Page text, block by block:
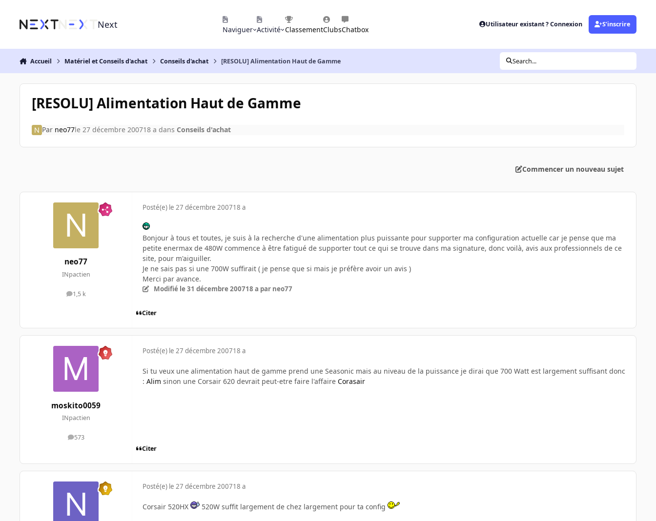
Next Naviguer Activité ClassementClubsChatbox
Utilisateur existant ? Connexion S’inscrire
Accueil Matériel et Conseils d'achat Conseils d'achat [RESOLU] Alimentation Haut de Gamme Search...
[RESOLU] Alimentation Haut de Gamme
Par neo77le 27 décembre 200718 a dans Conseils d'achat
Commencer un nouveau sujet
neo77
INpactien
1,5 k
messages
Posté(e) le 27 décembre 200718 a
Bonjour à tous et toutes, je suis à la recherche d'une alimentation plus puissante pour supporter ma configuration actuelle car je pense que ma
petite enermax de 480W commence à être fatigué de supporter tout ce qui se trouve dans ma signature, donc voilà, avis aux professionnels de ce
site, pour m'aiguiller.
Je ne sais pas si une 700W suffirait ( je pense que si mais je préfère avoir un avis )
Merci par avance.
Modifié le 31 décembre 200718 a par neo77
Citer
moskito0059
INpactien
573
messages
Posté(e) le 27 décembre 200718 a
Si tu veux une alimentation haut de gamme prend une Seasonic mais au niveau de la puissance je dirai que 700 Watt est largement suffisant donc
: Alim sinon une Corsair 620 devrait peut-etre faire l'affaire Corasair
Citer
Posté(e) le 27 décembre 200718 a
Corsair 520HX 520W suffit largement de chez largement pour ta config